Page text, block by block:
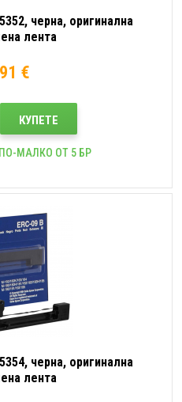
черна, оригинална
лента
€
КУПЕТЕ
МАЛКО ОТ 5 БР
черна, оригинална
лента